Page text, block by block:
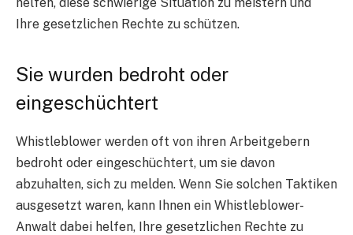
Ihre gesetzlichen Rechte zu schützen.
Sie wurden bedroht oder
eingeschüchtert
Whistleblower werden oft von ihren Arbeitgebern
bedroht oder eingeschüchtert, um sie davon
abzuhalten, sich zu melden. Wenn Sie solchen Taktiken
ausgesetzt waren, kann Ihnen ein Whistleblower-
Anwalt dabei helfen, Ihre gesetzlichen Rechte zu